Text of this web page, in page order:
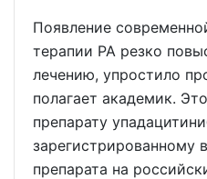
Появление
терапии РА резко
лечению, упростило
полагает академик.
препарату
зарегистрированному
препарата на